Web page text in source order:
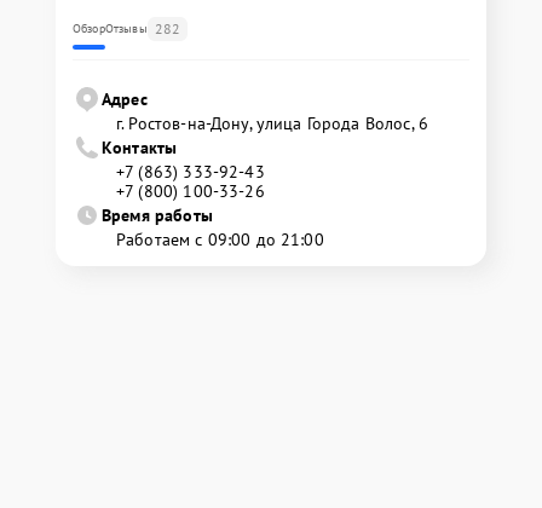
ОбзорОтзывы 282
Адрес
г. Ростов-на-Дону, улица Города Волос, 6
Контакты
+7 (863) 333-92-43
+7 (800) 100-33-26
Время работы
Работаем с 09:00 до 21:00